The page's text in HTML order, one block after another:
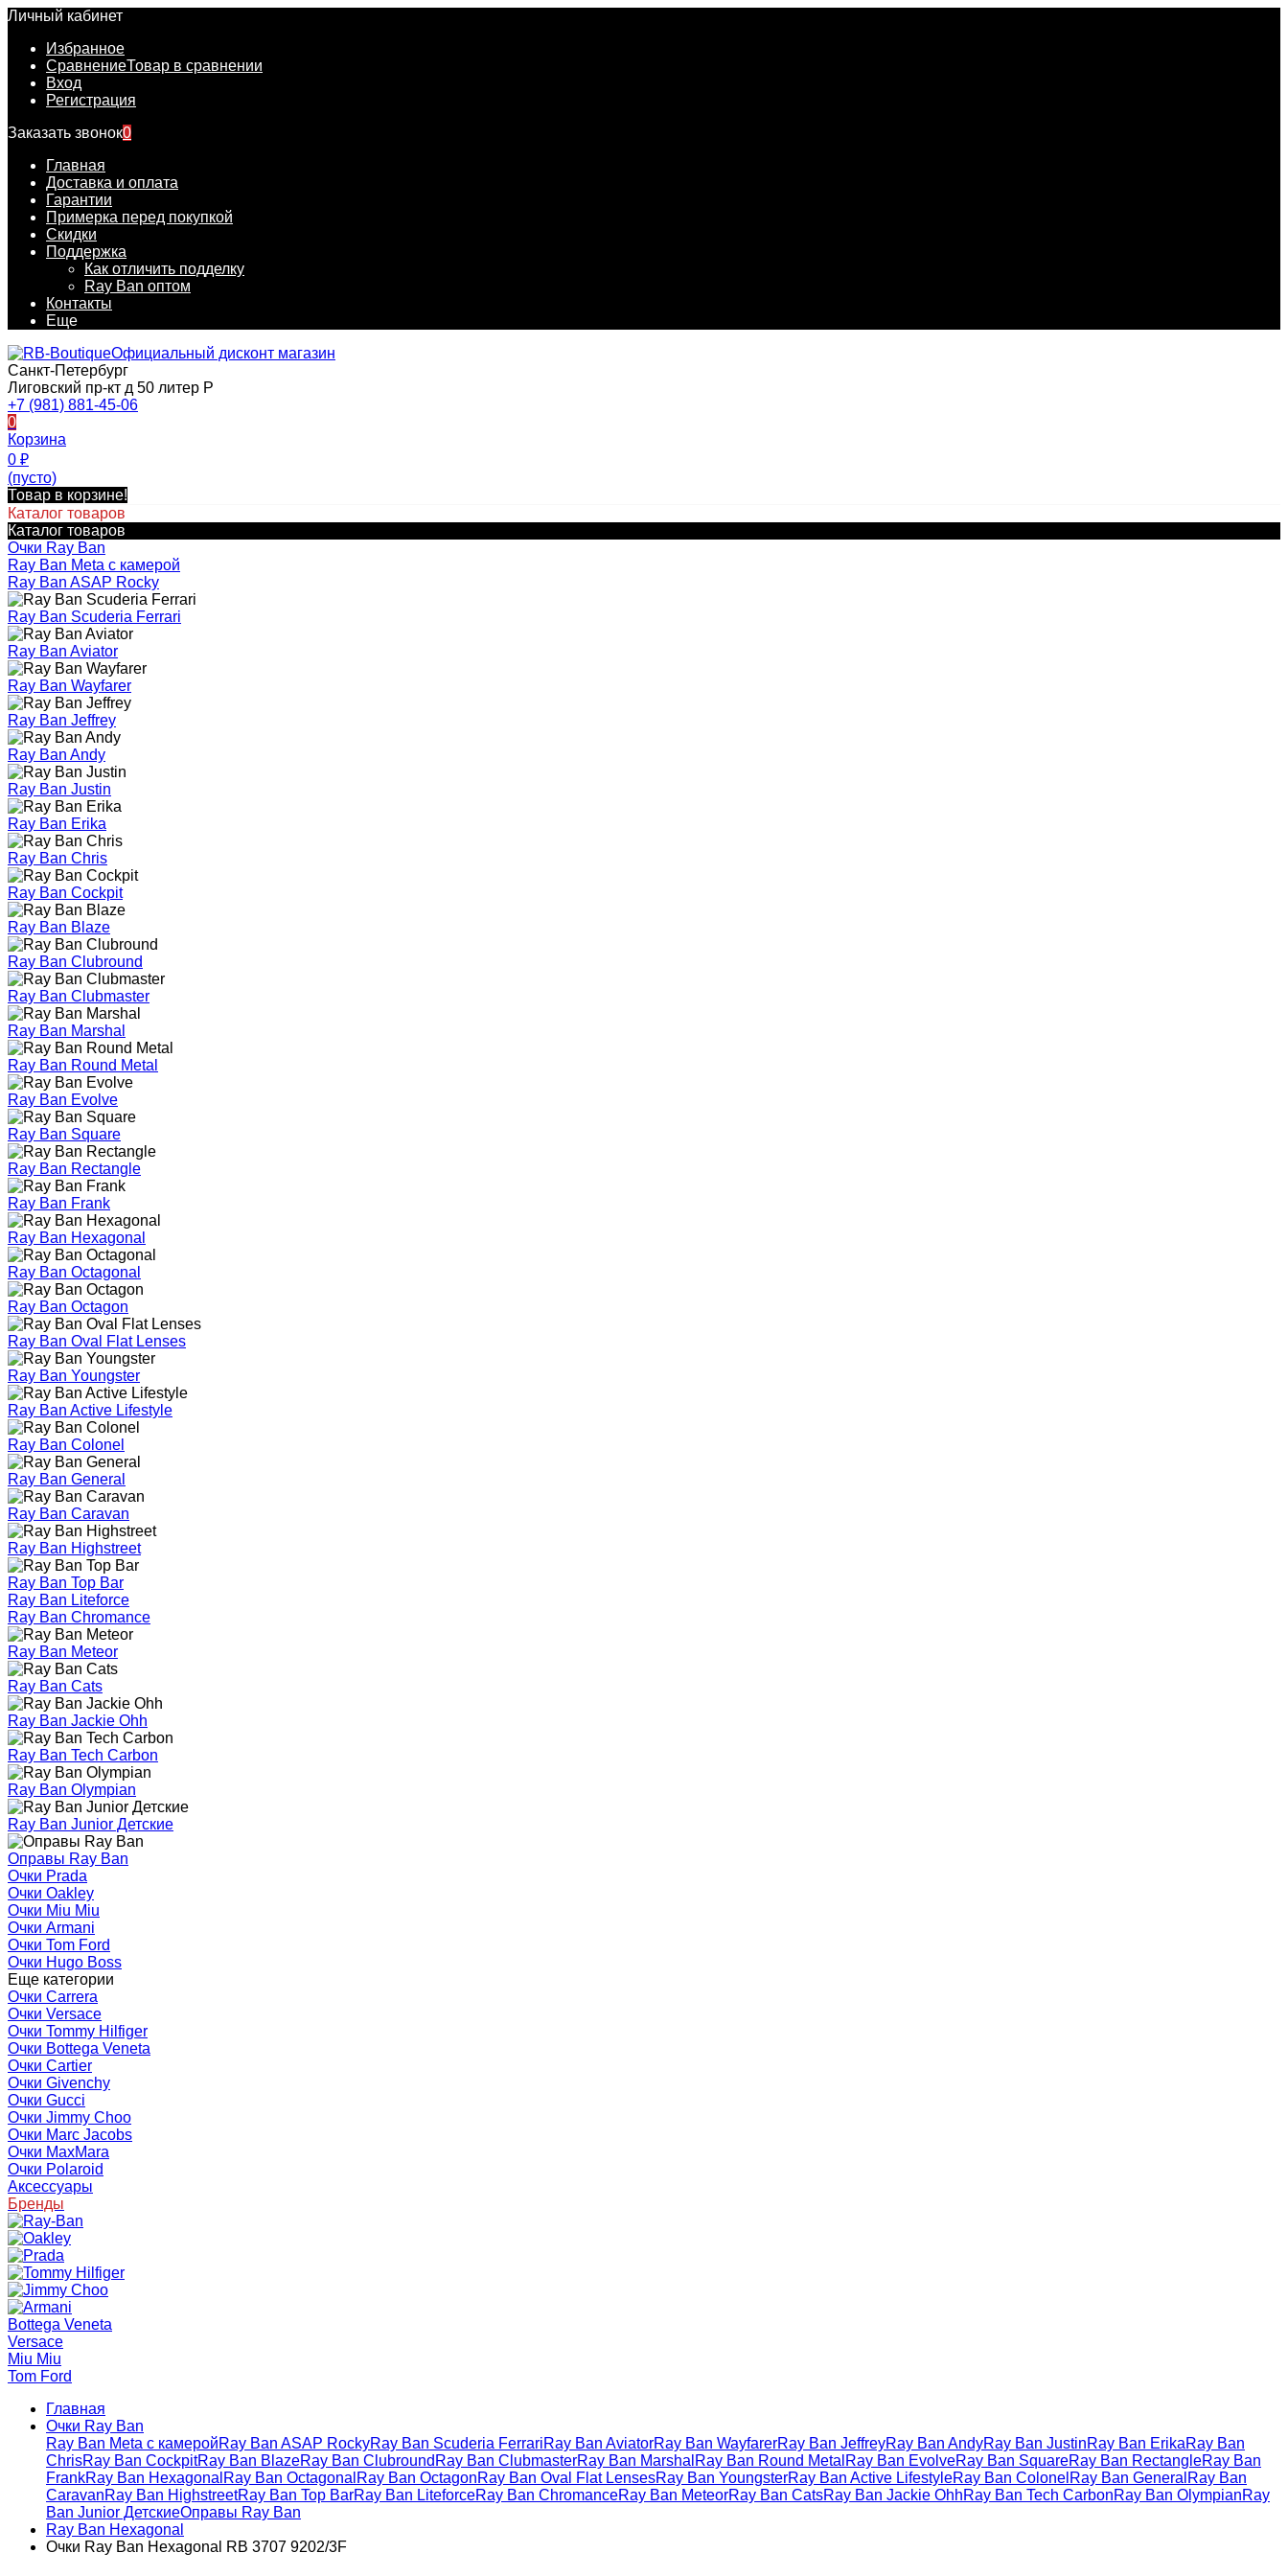
Личный кабинет
Избранное
СравнениеТовар в сравнении
Вход
Регистрация
Заказать звонок0
Главная
Доставка и оплата
Гарантии
Примерка перед покупкой
Скидки
Поддержка
Как отличить подделку
Ray Ban оптом
Контакты
Еще
Официальный дисконт магазин
Санкт-Петербург
Лиговский пр-кт д 50 литер Р
+7 (981) 881-45-06
0
Корзина
0 ₽
(пусто)
Товар в корзине!
Каталог товаров
Каталог товаров
Очки Ray Ban
Ray Ban Meta с камерой
Ray Ban ASAP Rocky
Ray Ban Scuderia Ferrari
Ray Ban Aviator
Ray Ban Wayfarer
Ray Ban Jeffrey
Ray Ban Andy
Ray Ban Justin
Ray Ban Erika
Ray Ban Chris
Ray Ban Cockpit
Ray Ban Blaze
Ray Ban Clubround
Ray Ban Clubmaster
Ray Ban Marshal
Ray Ban Round Metal
Ray Ban Evolve
Ray Ban Square
Ray Ban Rectangle
Ray Ban Frank
Ray Ban Hexagonal
Ray Ban Octagonal
Ray Ban Octagon
Ray Ban Oval Flat Lenses
Ray Ban Youngster
Ray Ban Active Lifestyle
Ray Ban Colonel
Ray Ban General
Ray Ban Caravan
Ray Ban Highstreet
Ray Ban Top Bar
Ray Ban Liteforce
Ray Ban Chromance
Ray Ban Meteor
Ray Ban Cats
Ray Ban Jackie Ohh
Ray Ban Tech Carbon
Ray Ban Olympian
Ray Ban Junior Детские
Оправы Ray Ban
Очки Prada
Очки Oakley
Очки Miu Miu
Очки Armani
Очки Tom Ford
Очки Hugo Boss
Еще категории
Очки Carrera
Очки Versace
Очки Tommy Hilfiger
Очки Bottega Veneta
Очки Cartier
Очки Givenchy
Очки Gucci
Очки Jimmy Choo
Очки Marc Jacobs
Очки MaxMara
Очки Polaroid
Аксессуары
Бренды
Bottega Veneta
Versace
Miu Miu
Tom Ford
Главная
Очки Ray Ban
Ray Ban Meta с камеройRay Ban ASAP RockyRay Ban Scuderia FerrariRay Ban AviatorRay Ban WayfarerRay Ban JeffreyRay Ban AndyRay Ban JustinRay Ban ErikaRay Ban
ChrisRay Ban CockpitRay Ban BlazeRay Ban Clubround Ray Ban ClubmasterRay Ban Marshal Ray Ban Round Metal Ray Ban EvolveRay Ban SquareRay Ban RectangleRay Ban
FrankRay Ban Hexagonal Ray Ban Octagonal Ray Ban OctagonRay Ban Oval Flat LensesRay Ban YoungsterRay Ban Active LifestyleRay Ban Colonel Ray Ban General Ray Ban
CaravanRay Ban HighstreetRay Ban Top BarRay Ban LiteforceRay Ban ChromanceRay Ban MeteorRay Ban CatsRay Ban Jackie OhhRay Ban Tech CarbonRay Ban OlympianRay
Ban Junior ДетскиеОправы Ray Ban
Ray Ban Hexagonal
Очки Ray Ban Hexagonal RB 3707 9202/3F